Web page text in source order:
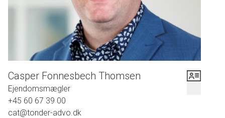
Casper Fonnesbech Thomsen
Ejendomsmægler
+45 60 67 39 00
cat@tonder-advo.dk